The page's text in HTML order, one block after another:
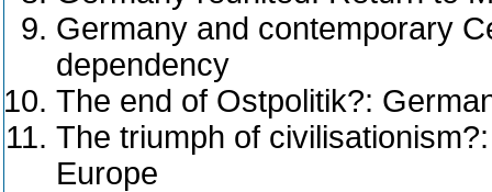
Germany and contemporary
dependency
The end of Ostpolitik?:
The triumph of
Europe